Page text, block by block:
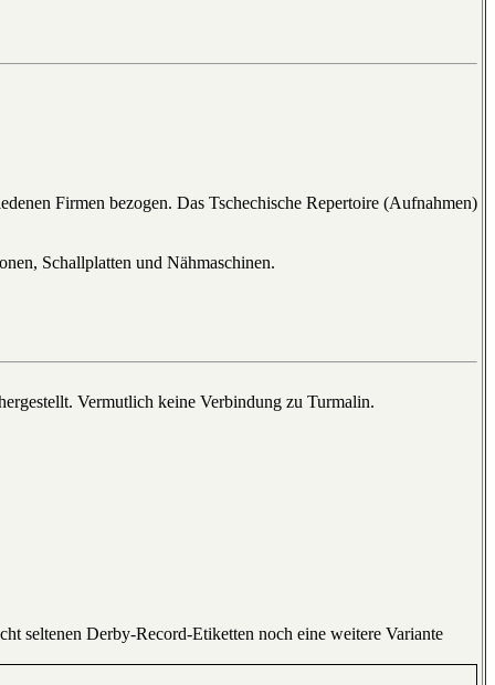
Firmen bezogen. Das Tschechische Repertoire (Aufnahmen)
Schallplatten und Nähmaschinen.
Vermutlich keine Verbindung zu Turmalin.
seltenen Derby-Record-Etiketten noch eine weitere Variante